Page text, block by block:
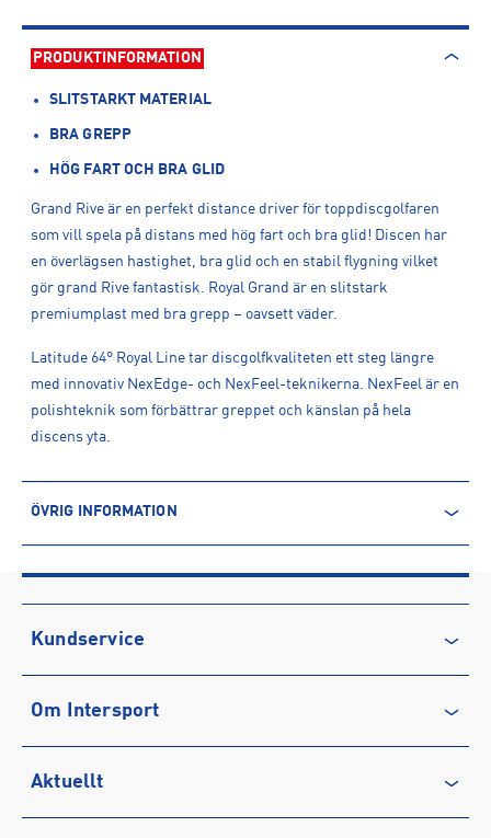
PRODUKTINFORMATION
SLITSTARKT MATERIAL
BRA GREPP
HÖG FART OCH BRA GLID
Grand Rive är en perfekt distance driver för toppdiscgolfaren
som vill spela på distans med hög fart och bra glid! Discen har
en överlägsen hastighet, bra glid och en stabil flygning vilket
gör grand Rive fantastisk. Royal Grand är en slitstark
premiumplast med bra grepp – oavsett väder.
Latitude 64° Royal Line tar discgolfkvaliteten ett steg längre
med innovativ NexEdge- och NexFeel-teknikerna. NexFeel är en
polishteknik som förbättrar greppet och känslan på hela
discens yta.
ÖVRIG INFORMATION
Produktnummer: 1523311
Leverantörens produktnummer: 103620
Artikelnummer: 152331101-Blue
Tillverkaradress
Kontakt tillverkare: wholesale@discgolfdistribution.eu
Kundservice
Vanliga frågor & svar
Köpvillkor
Integritetspolicy
Om Intersport
Karriär på INTERSPORT
Aktuellt